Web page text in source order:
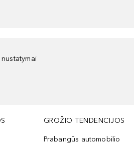
GROŽIO TENDENCIJOS
Prabangūs automobilio